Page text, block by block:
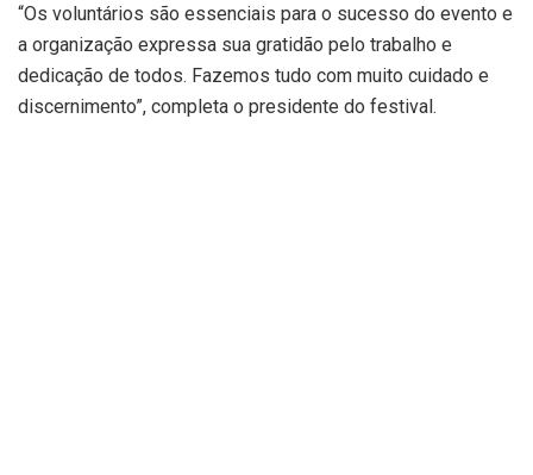
“Os voluntários são essenciais para o sucesso do evento e
a organização expressa sua gratidão pelo trabalho e
dedicação de todos. Fazemos tudo com muito cuidado e
discernimento”, completa o presidente do festival.